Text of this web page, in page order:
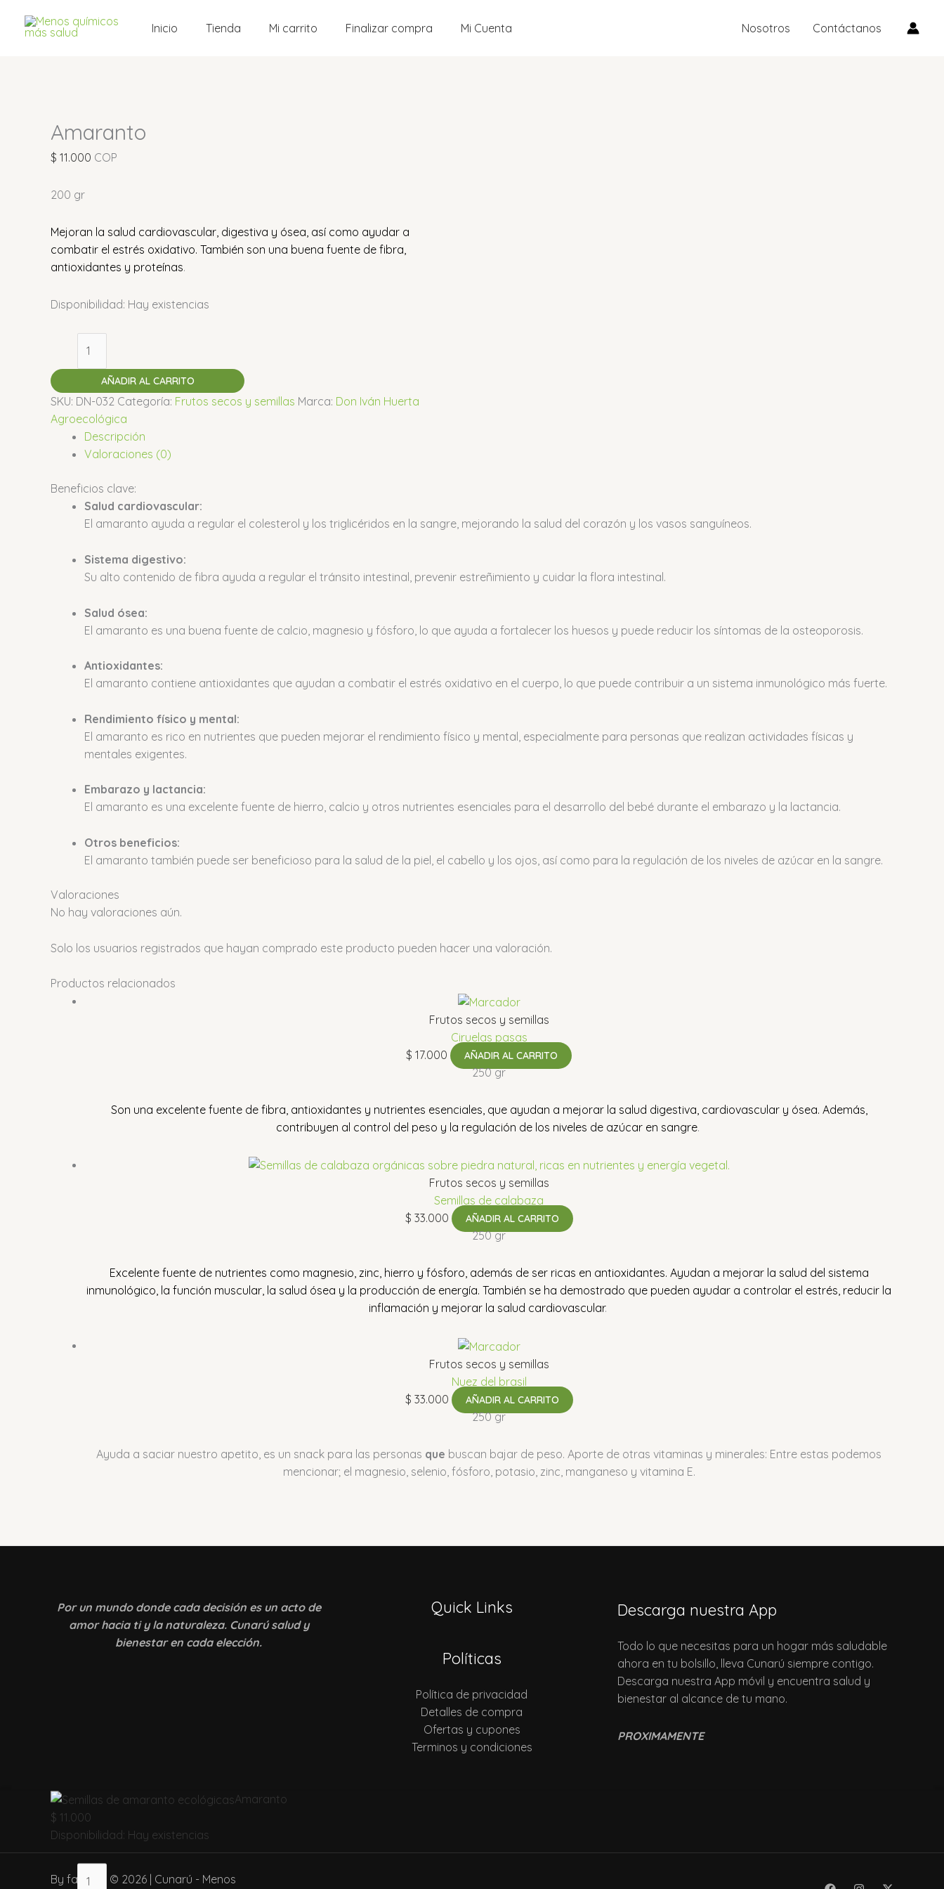
Inicio Tienda Mi carrito Finalizar compra Mi Cuenta Nosotros Contáctanos
Amaranto
$ 11.000 COP
200 gr
Mejoran la salud cardiovascular, digestiva y ósea, así como ayudar a
combatir el estrés oxidativo. También son una buena fuente de fibra,
antioxidantes y proteínas.
Disponibilidad: Hay existencias
cantidad
AÑADIR AL CARRITO
SKU: DN-032 Categoría: Frutos secos y semillas Marca: Don Iván Huerta
Agroecológica
Descripción
Valoraciones (0)
Beneficios clave:
Salud cardiovascular:
El amaranto ayuda a regular el colesterol y los triglicéridos en la sangre, mejorando la salud del corazón y los vasos sanguíneos.
Sistema digestivo:
Su alto contenido de fibra ayuda a regular el tránsito intestinal, prevenir estreñimiento y cuidar la flora intestinal.
Salud ósea:
El amaranto es una buena fuente de calcio, magnesio y fósforo, lo que ayuda a fortalecer los huesos y puede reducir los síntomas de la osteoporosis.
Antioxidantes:
El amaranto contiene antioxidantes que ayudan a combatir el estrés oxidativo en el cuerpo, lo que puede contribuir a un sistema inmunológico más fuerte.
Rendimiento físico y mental:
El amaranto es rico en nutrientes que pueden mejorar el rendimiento físico y mental, especialmente para personas que realizan actividades físicas y
mentales exigentes.
Embarazo y lactancia:
El amaranto es una excelente fuente de hierro, calcio y otros nutrientes esenciales para el desarrollo del bebé durante el embarazo y la lactancia.
Otros beneficios:
El amaranto también puede ser beneficioso para la salud de la piel, el cabello y los ojos, así como para la regulación de los niveles de azúcar en la sangre.
Valoraciones
No hay valoraciones aún.
Solo los usuarios registrados que hayan comprado este producto pueden hacer una valoración.
Productos relacionados
Frutos secos y semillas
Ciruelas pasas
$ 17.000 AÑADIR AL CARRITO
250 gr
Son una excelente fuente de fibra, antioxidantes y nutrientes esenciales, que ayudan a mejorar la salud digestiva, cardiovascular y ósea. Además,
contribuyen al control del peso y la regulación de los niveles de azúcar en sangre.
Frutos secos y semillas
Semillas de calabaza
$ 33.000 AÑADIR AL CARRITO
250 gr
Excelente fuente de nutrientes como magnesio, zinc, hierro y fósforo, además de ser ricas en antioxidantes. Ayudan a mejorar la salud del sistema
inmunológico, la función muscular, la salud ósea y la producción de energía. También se ha demostrado que pueden ayudar a controlar el estrés, reducir la
inflamación y mejorar la salud cardiovascular.
Frutos secos y semillas
Nuez del brasil
$ 33.000 AÑADIR AL CARRITO
250 gr
Ayuda a saciar nuestro apetito, es un snack para las personas que buscan bajar de peso. Aporte de otras vitaminas y minerales: Entre estas podemos
mencionar; el magnesio, selenio, fósforo, potasio, zinc, manganeso y vitamina E.
Por un mundo donde cada decisión es un acto de
amor hacia ti y la naturaleza. Cunarú salud y
bienestar en cada elección.
Quick Links
Políticas
Política de privacidad
Detalles de compra
Ofertas y cupones
Terminos y condiciones
Descarga nuestra App
Todo lo que necesitas para un hogar más saludable
ahora en tu bolsillo, lleva Cunarú siempre contigo.
Descarga nuestra App móvil y encuentra salud y
bienestar al alcance de tu mano.
PROXIMAMENTE
By fabianc © 2026 | Cunarú - Menos
Amaranto
$ 11.000
Disponibilidad: Hay existencias
Amaranto
cantidad